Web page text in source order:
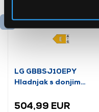
LG GBBSJ10EPY
Hladnjak s donjim
504,99 EUR